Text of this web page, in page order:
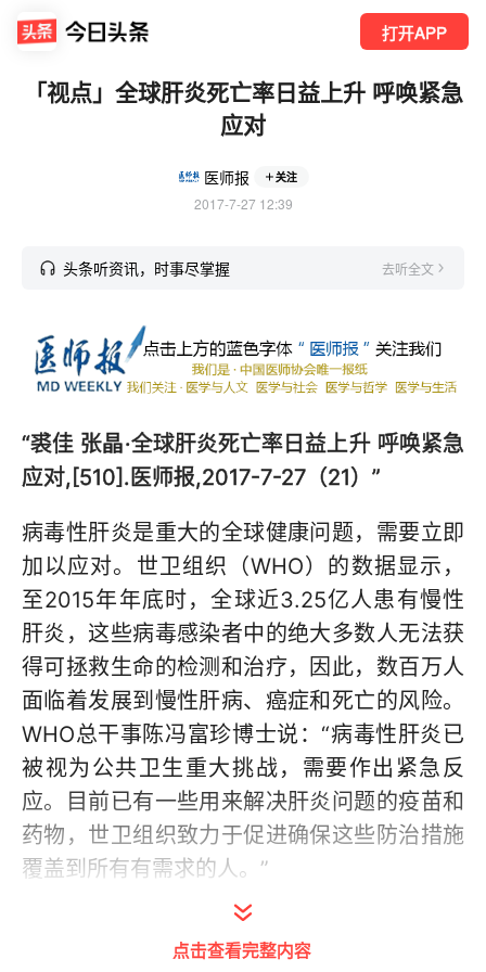
打开APP
「视点」全球肝炎死亡率日益上升 呼唤紧急
应对
医师报 关注
2017-7-27 12:39
头条听资讯，时事尽掌握 去听全文
“裘佳 张晶·全球肝炎死亡率日益上升 呼唤紧急
应对,[510].医师报,2017-7-27（21）”
病毒性肝炎是重大的全球健康问题，需要立即
加以应对。世卫组织（WHO）的数据显示，
至2015年年底时，全球近3.25亿人患有慢性
肝炎，这些病毒感染者中的绝大多数人无法获
得可拯救生命的检测和治疗，因此，数百万人
面临着发展到慢性肝病、癌症和死亡的风险。
WHO总干事陈冯富珍博士说：“病毒性肝炎已
被视为公共卫生重大挑战，需要作出紧急反
应。目前已有一些用来解决肝炎问题的疫苗和
药物，世卫组织致力于促进确保这些防治措施
覆盖到所有有需求的人。”
今年的7月28日是第七个世界肝炎日，WHO将
“消除肝炎”定为今年的主题，并借此机会进一
点击查看完整内容